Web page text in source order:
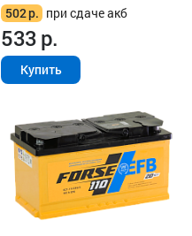
502р. при сдаче акб
533р.
Купить